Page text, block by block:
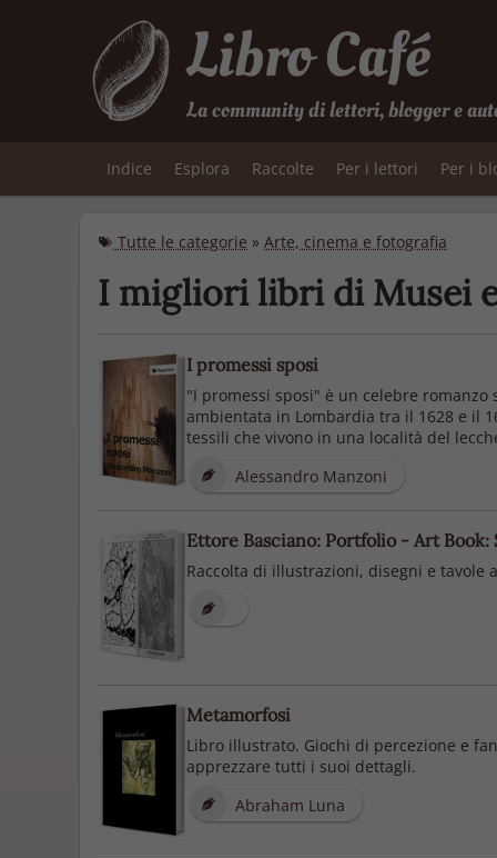
Libro Café
La community di lettori, blogger e
Indice Esplora Raccolte Per i lettori Per i
Tutte le categorie » Arte, cinema e fotografia
I migliori libri di Musei
I promessi sposi
"I promessi sposi" è un celebre
ambientata in Lombardia tra il 1628 e il
tessili che vivono in una località del
Alessandro Manzoni
Ettore Basciano: Portfolio - Art
Raccolta di illustrazioni, disegni e tavole
Metamorfosi
Libro illustrato. Giochi di percezione e
apprezzare tutti i suoi dettagli.
Abraham Luna